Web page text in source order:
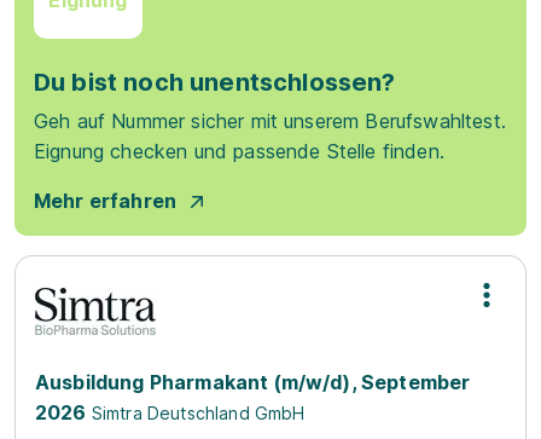
Du bist noch unentschlossen?
Geh auf Nummer sicher mit unserem Berufswahltest.
Eignung checken und passende Stelle finden.
Mehr erfahren
Ausbildung Pharmakant (m/w/d), September
2026 Simtra Deutschland GmbH